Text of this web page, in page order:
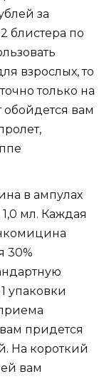
за
блистера по
взрослых, то
только на
обойдется вам
в ампулах
мл. Каждая
30%
упаковки
придется
На короткий
вам